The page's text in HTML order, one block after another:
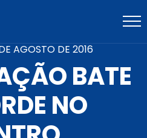
AGOSTO DE 2016
BATE
NO